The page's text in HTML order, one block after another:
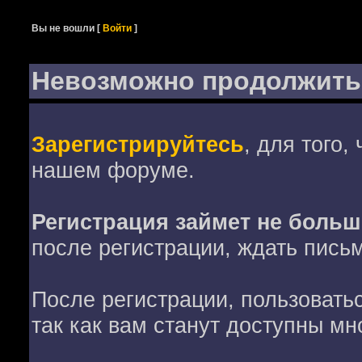
Вы не вошли [Войти ]
Невозможно продолжить
Зарегистрируйтесь, для того,
нашем форуме.
Регистрация займет не
после регистрации, ждать
После регистрации,
так как вам станут доступны